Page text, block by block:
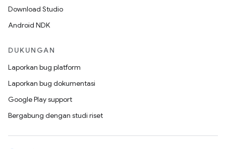
Download Studio
Android NDK
DUKUNGAN
Laporkan bug platform
Laporkan bug dokumentasi
Google Play support
Bergabung dengan studi riset